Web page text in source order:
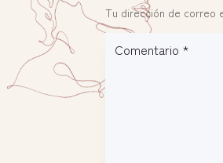
Tu dirección de correo